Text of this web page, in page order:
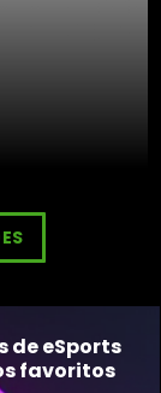
de eSports
favoritos